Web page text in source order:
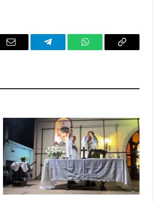
Email Telegram WhatsAppCopy